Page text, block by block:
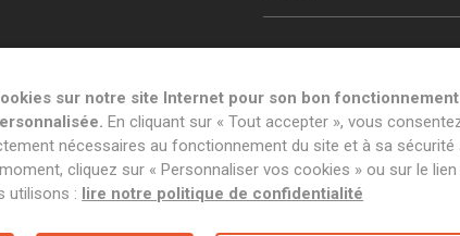
sur notre site Internet pour son bon
En cliquant sur « Tout accepter », vous
nécessaires au fonctionnement du site et à sa
cliquez sur « Personnaliser vos cookies » ou sur le
utilisons : lire notre politique de confidentialité